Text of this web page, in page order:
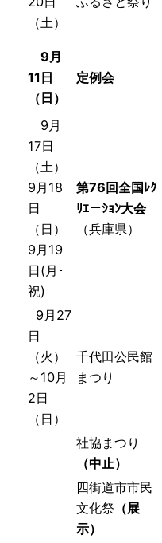
（土）
9月
11日
（日）
定例会
9月
17日
（土）
9月18
日
（日）
9月19
日(月･
祝)
第76回全国ﾚｸ
ﾘｴ－ｼｮﾝ大会
（兵庫県）
9月27
日
（火）
～10月
2日
（日）
千代田公民館
まつり
社協まつり
（中止）
四街道市市民
文化祭 （展
示）